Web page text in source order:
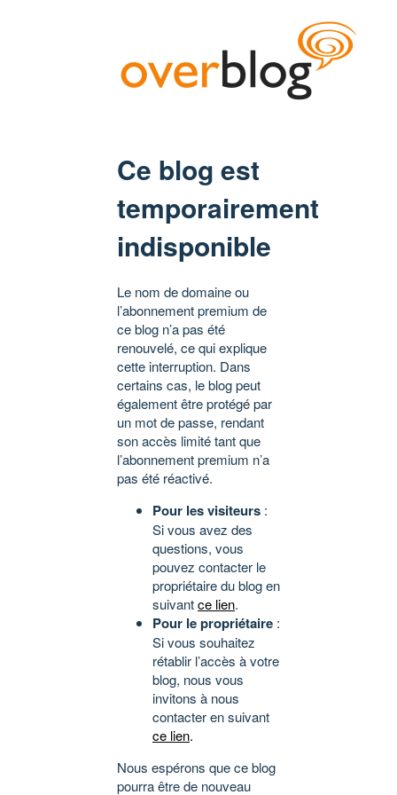
Ce blog est
temporairement
indisponible
Le nom de domaine ou
l’abonnement premium de
ce blog n’a pas été
renouvelé, ce qui explique
cette interruption. Dans
certains cas, le blog peut
également être protégé par
un mot de passe, rendant
son accès limité tant que
l’abonnement premium n’a
pas été réactivé.
Pour les visiteurs :
Si vous avez des
questions, vous
pouvez contacter le
propriétaire du blog en
suivantce lien.
Pour le propriétaire :
Si vous souhaitez
rétablir l’accès à votre
blog, nous vous
invitons à nous
contacter en suivant
ce lien.
Nous espérons que ce blog
pourra être de nouveau